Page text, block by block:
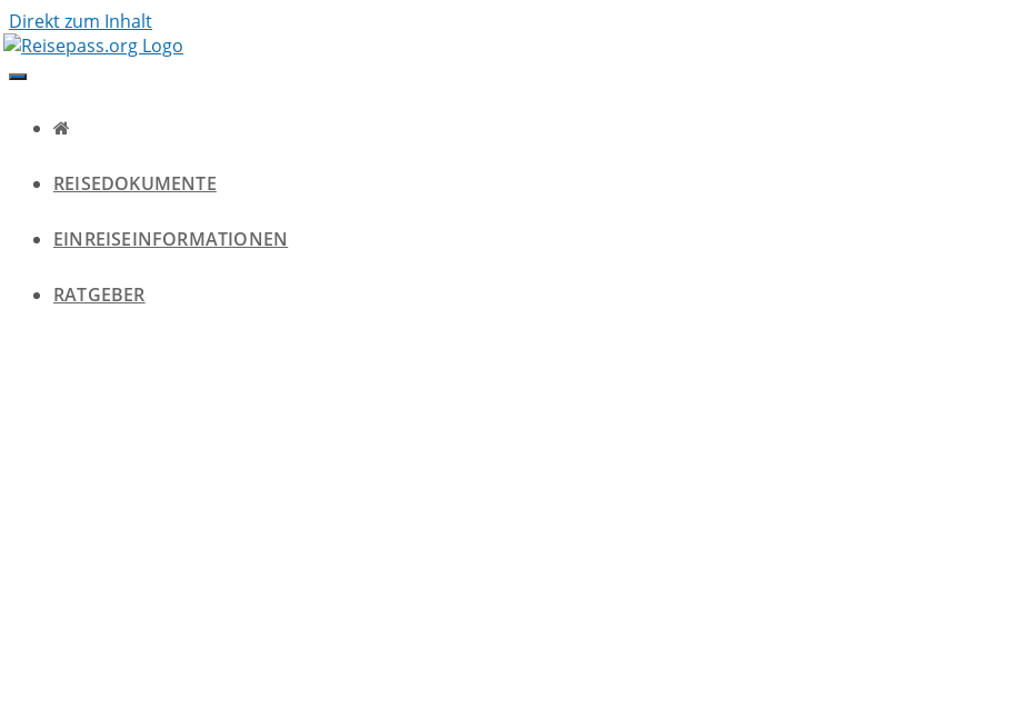
Direkt zum Inhalt
REISEDOKUMENTE
EINREISEINFORMATIONEN
RATGEBER